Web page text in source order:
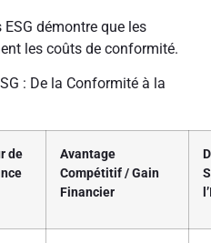
démontre que les
les coûts de conformité.
: De la Conformité à la
de
Avantage
Compétitif / Gain
Financier